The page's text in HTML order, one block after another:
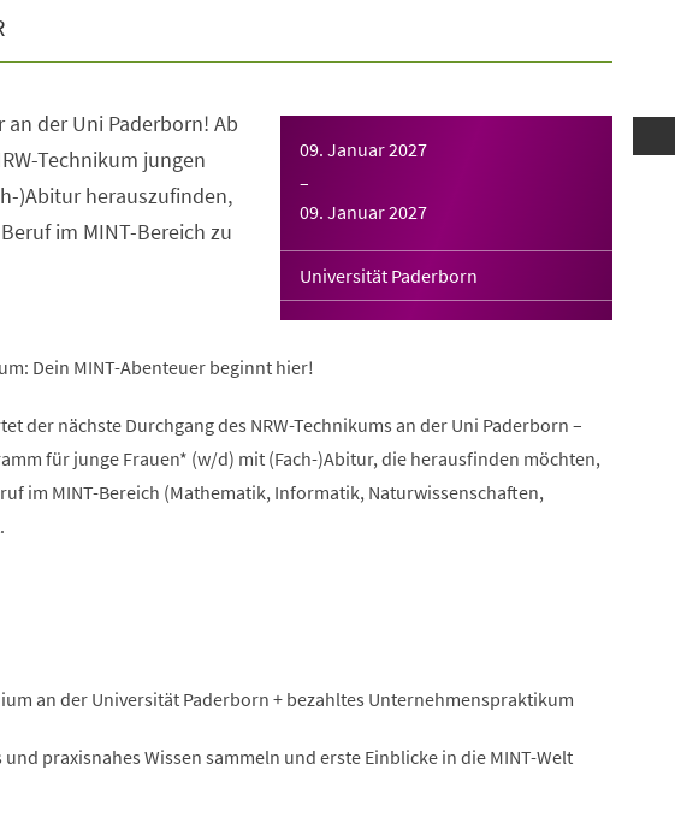
09. Januar 2027
–
09. Januar 2027
Universität Paderborn
an der Uni Paderborn! Ab
Technikum jungen
)Abitur herauszufinden,
im MINT-Bereich zu
Dein MINT-Abenteuer beginnt hier!
der nächste Durchgang des NRW-Technikums an der Uni Paderborn –
für junge Frauen* (w/d) mit (Fach-)Abitur, die herausfinden möchten,
im MINT-Bereich (Mathematik, Informatik, Naturwissenschaften,
an der Universität Paderborn + bezahltes Unternehmenspraktikum
praxisnahes Wissen sammeln und erste Einblicke in die MINT-Welt